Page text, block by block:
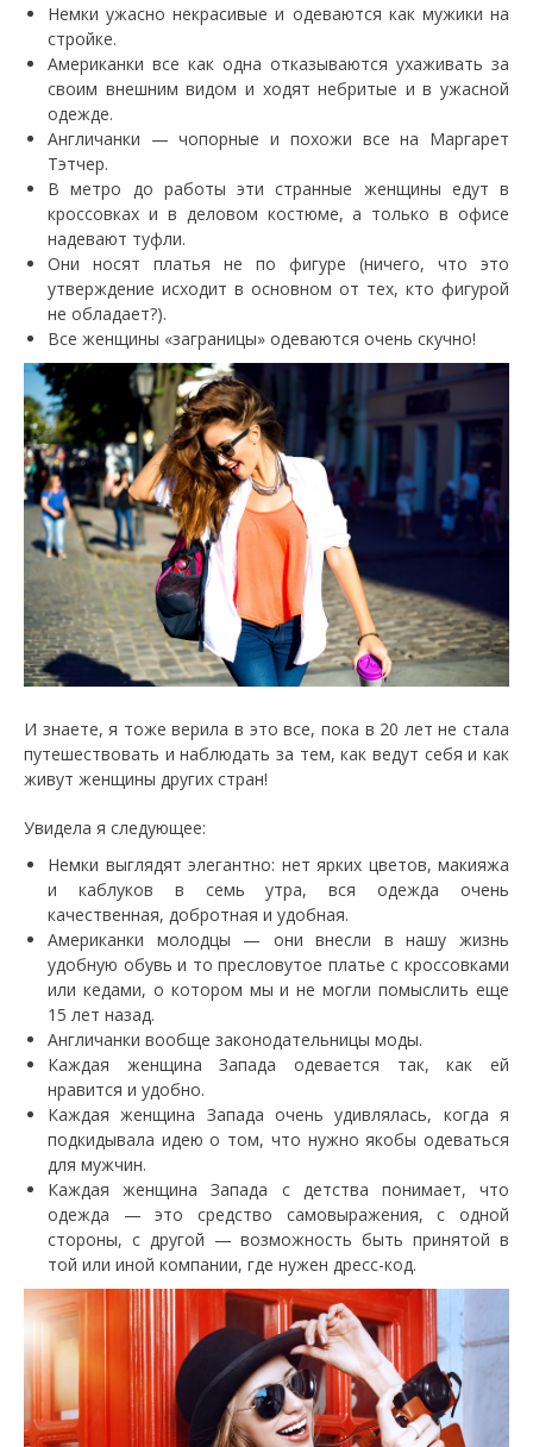
Немки ужасно некрасивые и одеваются как мужики на
стройке.
Американки все как одна отказываются ухаживать за
своим внешним видом и ходят небритые и в ужасной
одежде.
Англичанки — чопорные и похожи все на Маргарет
Тэтчер.
В метро до работы эти странные женщины едут в
кроссовках и в деловом костюме, а только в офисе
надевают туфли.
Они носят платья не по фигуре (ничего, что это
утверждение исходит в основном от тех, кто фигурой
не обладает?).
Все женщины «заграницы» одеваются очень скучно!
И знаете, я тоже верила в это все, пока в 20 лет не стала
путешествовать и наблюдать за тем, как ведут себя и как
живут женщины других стран!
Увидела я следующее:
Немки выглядят элегантно: нет ярких цветов, макияжа
и каблуков в семь утра, вся одежда очень
качественная, добротная и удобная.
Американки молодцы — они внесли в нашу жизнь
удобную обувь и то пресловутое платье с кроссовками
или кедами, о котором мы и не могли помыслить еще
15 лет назад.
Англичанки вообще законодательницы моды.
Каждая женщина Запада одевается так, как ей
нравится и удобно.
Каждая женщина Запада очень удивлялась, когда я
подкидывала идею о том, что нужно якобы одеваться
для мужчин.
Каждая женщина Запада с детства понимает, что
одежда — это средство самовыражения, с одной
стороны, с другой — возможность быть принятой в
той или иной компании, где нужен дресс-код.